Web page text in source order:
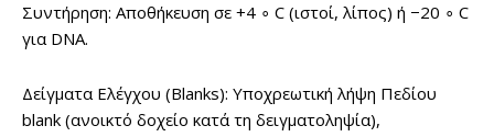
Συντήρηση: Αποθήκευση σε +4 ∘ C (ιστοί, λίπος) ή −20 ∘ C
για DNA.
Δείγματα Ελέγχου (Blanks): Υποχρεωτική λήψη Πεδίου
blank (ανοικτό δοχείο κατά τη δειγματοληψία),